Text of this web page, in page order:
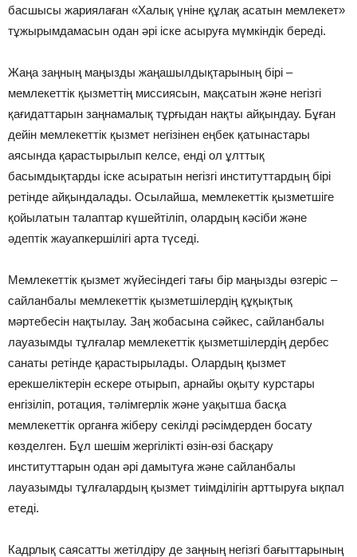
басшысы жариялаған «Халық үніне құлақ асатын мемлекет»
тұжырымдамасын одан әрі іске асыруға мүмкіндік береді.
Жаңа заңның маңызды жаңашылдықтарының бірі –
мемлекеттік қызметтің миссиясын, мақсатын және негізгі
қағидаттарын заңнамалық тұрғыдан нақты айқындау. Бұған
дейін мемлекеттік қызмет негізінен еңбек қатынастары
аясында қарастырылып келсе, енді ол ұлттық
басымдықтарды іске асыратын негізгі институттардың бірі
ретінде айқындалады. Осылайша, мемлекеттік қызметшіге
қойылатын талаптар күшейтіліп, олардың кәсіби және
әдептік жауапкершілігі арта түседі.
Мемлекеттік қызмет жүйесіндегі тағы бір маңызды өзгеріс –
сайланбалы мемлекеттік қызметшілердің құқықтық
мәртебесін нақтылау. Заң жобасына сәйкес, сайланбалы
лауазымды тұлғалар мемлекеттік қызметшілердің дербес
санаты ретінде қарастырылады. Олардың қызмет
ерекшеліктерін ескере отырып, арнайы оқыту курстары
енгізіліп, ротация, тәлімгерлік және уақытша басқа
мемлекеттік органға жіберу секілді рәсімдерден босату
көзделген. Бұл шешім жергілікті өзін-өзі басқару
институттарын одан әрі дамытуға және сайланбалы
лауазымды тұлғалардың қызмет тиімділігін арттыруға ықпал
етеді.
Кадрлық саясатты жетілдіру де заңның негізгі бағыттарының